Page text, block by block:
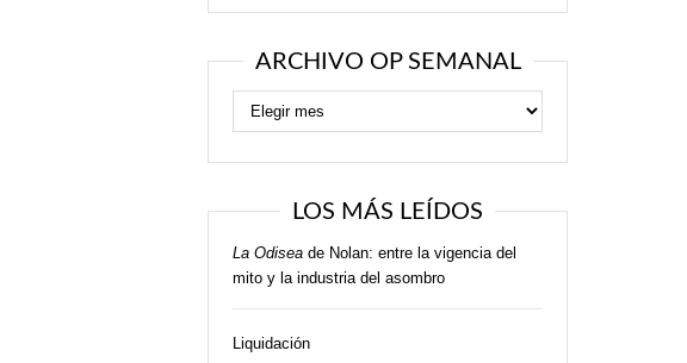
ARCHIVO OP SEMANAL
LOS MÁS LEÍDOS
La Odisea de Nolan: entre la vigencia del
mito y la industria del asombro
Liquidación